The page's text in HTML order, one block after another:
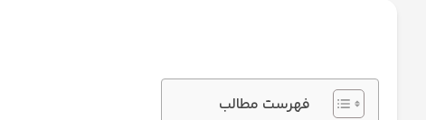
فهرست مطالب